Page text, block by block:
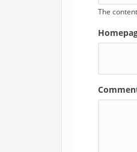
The